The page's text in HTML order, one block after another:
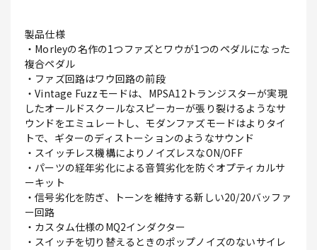
製品仕様
・Morleyの名作の1つファズとワウが1つのペダルになった
複合ペダル
・ファズ回路はワウ回路の前段
・Vintage Fuzzモードは、MPSA12トランジスターが実現
したオールドスクールなスピーカーが張り裂けるようなサ
ウンドをエミュレートし、モダンファズモードはよりタイ
トで、ギターのディストーションのようなサウンド
・スイッチレス機構によりノイズレスなON/OFF
・パーツの経年劣化による音質劣化を防ぐオプティカルサ
ーキット
・信号劣化を防ぎ、トーンを維持する新しい20/20バッファ
ー回路
・カスタム仕様のMQ2インダクター
・スイッチを切り替えるときのポップノイズのないサイレ